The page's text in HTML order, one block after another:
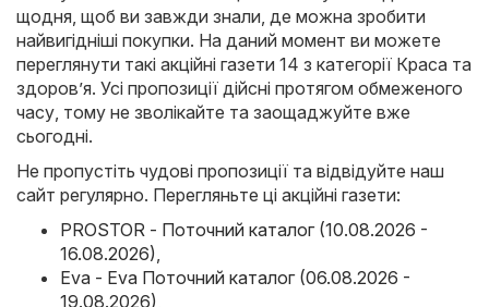
щодня, щоб ви завжди знали, де можна зробити
найвигідніші покупки. На даний момент ви можете
переглянути такі акційні газети 14 з категорії Краса та
здоров’я. Усі пропозиції дійсні протягом обмеженого
часу, тому не зволікайте та заощаджуйте вже
сьогодні.
Не пропустіть чудові пропозиції та відвідуйте наш
сайт регулярно. Перегляньте ці акційні газети:
PROSTOR - Поточний каталог (10.08.2026 -
16.08.2026)
Eva - Eva Поточний каталог (06.08.2026 -
19.08.2026)